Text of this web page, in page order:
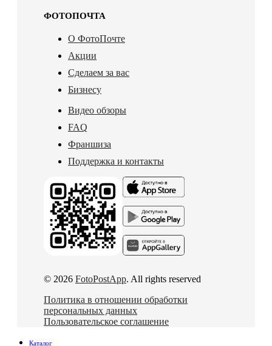
ФОТОПОЧТА
О ФотоПочте
Акции
Сделаем за вас
Бизнесу
Видео обзоры
FAQ
Франшиза
Поддержка и контакты
© 2026 FotoPostApp. All rights reserved
Политика в отношении обработки
персональных данных
Пользовательское соглашение
Каталог